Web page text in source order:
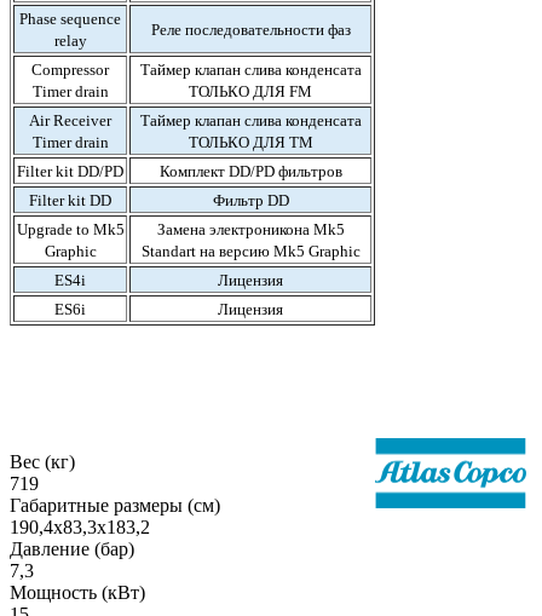
Phase sequence
relay
Реле последовательности фаз
Compressor
Timer drain
Таймер клапан слива конденсата
ТОЛЬКО ДЛЯ FM
Air Receiver
Timer drain
Таймер клапан слива конденсата
ТОЛЬКО ДЛЯ TM
Filter kit DD/PD
Комплект DD/PD фильтров
Filter kit DD
Фильтр DD
Upgrade to Mk5
Graphic
Замена электроникона Mk5
Standart на версию Mk5 Graphic
ES4i
Лицензия
ES6i
Лицензия
Вес (кг)
719
Габаритные размеры (см)
190,4х83,3х183,2
Давление (бар)
7,3
Мощность (кВт)